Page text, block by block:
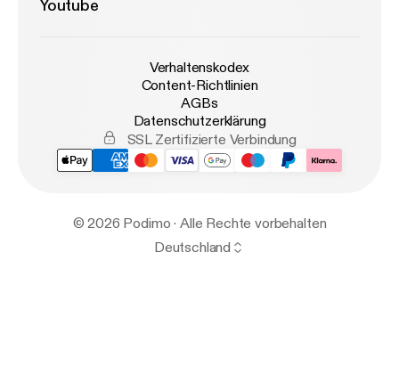
Youtube
Verhaltenskodex
Content-Richtlinien
AGBs
Datenschutzerklärung
SSL Zertifizierte Verbindung
© 2026 Podimo · Alle Rechte vorbehalten
Deutschland